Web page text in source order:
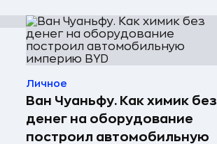
Личное
Ван Чуаньфу. Как химик без
денег на оборудование
построил автомобильную